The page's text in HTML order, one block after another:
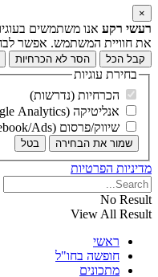
×
רעשי רקע אנו משתמשים
את חוויית המשתמש. אפשר
קבל הכל הסר לא הכרחיות
בחירת עוגיות
הכרחיות (נדרשות)
אנליטיקה (Google Analytics)
שיווק/פרסום (Facebook/Ads)
שמור את הבחירה בטל
מדיניות הפרטיות
No Result
View All Result
ראשי
חופשה בחו"ל
מתכונים